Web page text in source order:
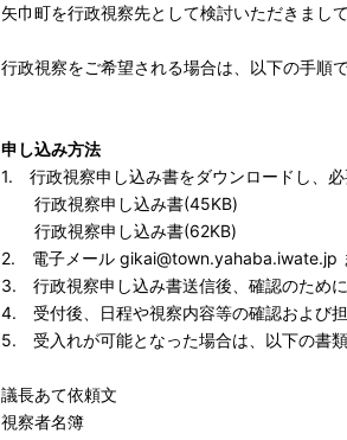
矢巾町を行政視察先として検討いただきまし
行政視察をご希望される場合は、以下の手順
申し込み方法
1. 行政視察申し込み書をダウンロードし、必
行政視察申し込み書(45KB)
行政視察申し込み書(62KB)
2. 電子メール gikai@town.yahaba.iwate.jp
3. 行政視察申し込み書送信後、確認のため
4. 受付後、日程や視察内容等の確認および
5. 受入れが可能となった場合は、以下の書
議長あて依頼文
視察者名簿